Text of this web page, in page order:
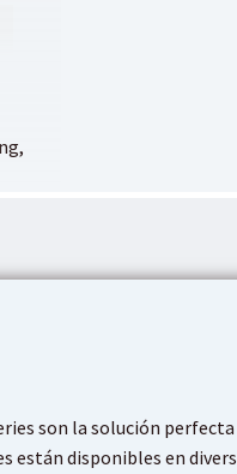
,
son la solución
están disponibles en